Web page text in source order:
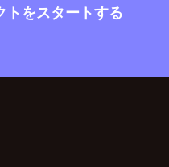
トをスタートする